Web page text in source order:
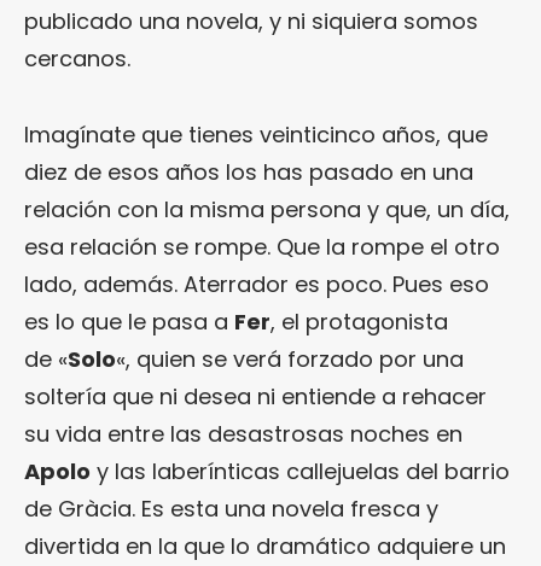
publicado una novela, y ni siquiera somos
cercanos.
Imagínate que tienes veinticinco años, que
diez de esos años los has pasado en una
relación con la misma persona y que, un día,
esa relación se rompe. Que la rompe el otro
lado, además. Aterrador es poco. Pues eso
es lo que le pasa a Fer, el protagonista
de «Solo«, quien se verá forzado por una
soltería que ni desea ni entiende a rehacer
su vida entre las desastrosas noches en
Apolo y las laberínticas callejuelas del barrio
de Gràcia. Es esta una novela fresca y
divertida en la que lo dramático adquiere un